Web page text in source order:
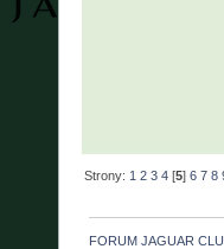
Strony: 1 2 3 4 [5]6 7 8
FORUM JAGUAR